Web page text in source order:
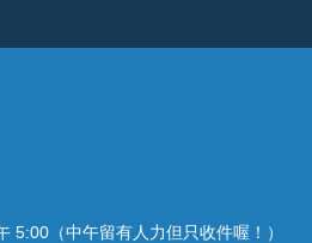
5:00（中午留有人力但只收件喔！）